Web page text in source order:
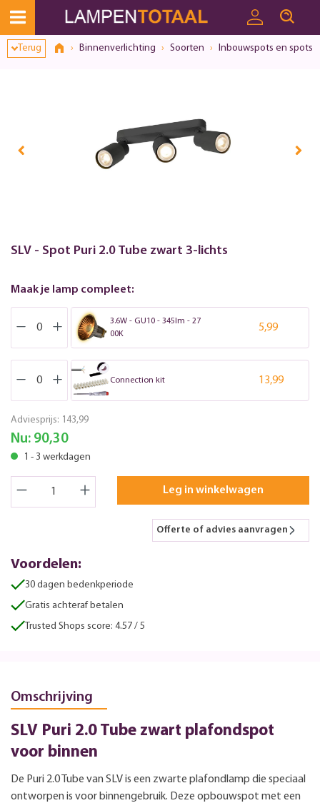
Terug Binnenverlichting Soorten Inbouwspots en spots
SLV - Spot Puri 2.0 Tube zwart 3-lichts
Maak je lamp compleet:
3.6W - GU10 - 345lm - 27
00K
5,99
Connection kit 13,99
Adviesprijs: 143,99
Nu: 90,30
1 - 3 werkdagen
Leg in winkelwagen
Offerte of advies aanvragen
Voordelen:
30 dagen bedenkperiode
Gratis achteraf betalen
Trusted Shops score: 4.57 / 5
Omschrijving
SLV Puri 2.0 Tube zwart plafondspot
voor binnen
De Puri 2.0 Tube van SLV is een zwarte plafondlamp die speciaal
ontworpen is voor binnengebruik. Deze opbouwspot met een
Toestemmingsvenster geopend